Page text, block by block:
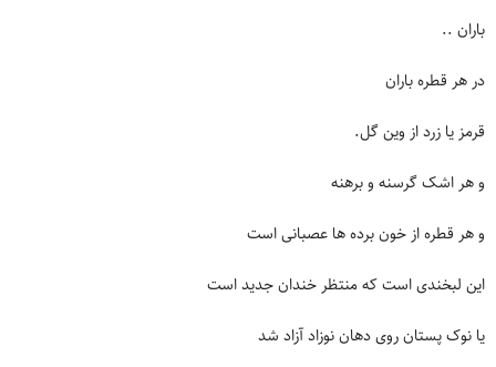
باران ..
در هر قطره باران
قرمز یا زرد از وین گل.
و هر اشک گرسنه و برهنه
و هر قطره از خون برده ها عصبانی است
این لبخندی است که منتظر خندان جدید است
یا نوک پستان روی دهان نوزاد آزاد شد